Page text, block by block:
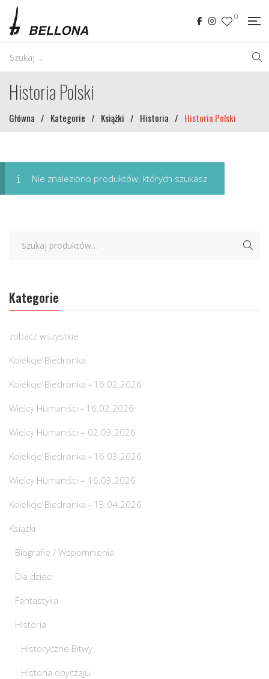
0
Historia Polski
Główna / Kategorie / Książki / Historia / Historia Polski
Nie znaleziono produktów, których szukasz.
Kategorie
zobacz wszystkie
Kolekcje Biedronka
Kolekcje Biedronka - 16.02.2026
Wielcy Humaniści - 16.02.2026
Wielcy Humaniści – 02.03.2026
Kolekcje Biedronka - 16.03.2026
Wielcy Humaniści – 16.03.2026
Kolekcje Biedronka - 13.04.2026
Książki
Biografie / Wspomnienia
Dla dzieci
Fantastyka
Historia
Historyczne Bitwy
Historia obyczaju